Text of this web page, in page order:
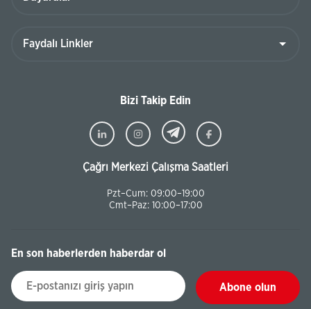
Bizi Takip Edin
Çağrı Merkezi Çalışma Saatleri
Pzt–Cum: 09:00–19:00
Cmt–Paz: 10:00–17:00
En son haberlerden haberdar ol
Abone olun